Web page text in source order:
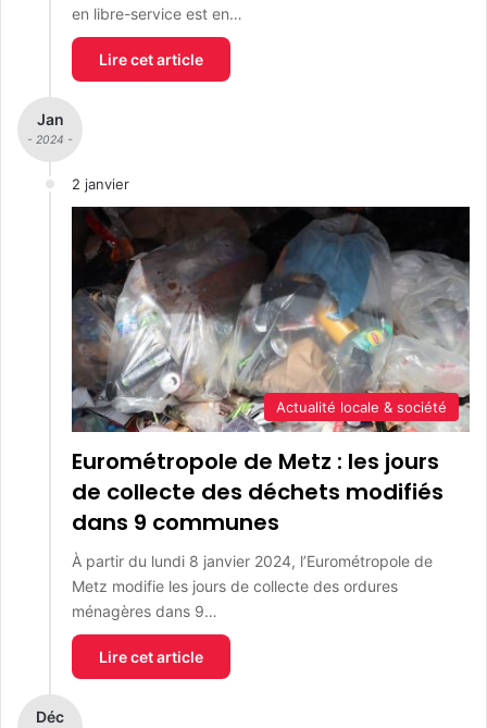
en libre-service est en…
Lire cet article
Jan
- 2024 -
2 janvier
Actualité locale & société
Eurométropole de Metz : les jours
de collecte des déchets modifiés
dans 9 communes
À partir du lundi 8 janvier 2024, l’Eurométropole de
Metz modifie les jours de collecte des ordures
ménagères dans 9…
Lire cet article
Déc